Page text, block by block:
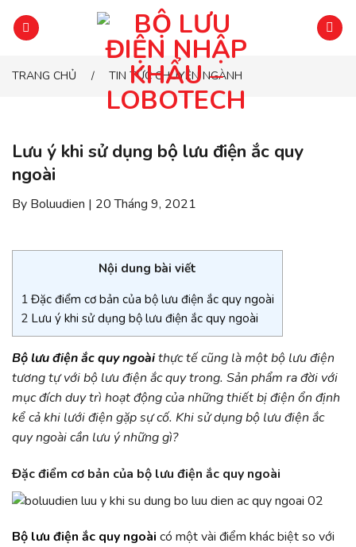
đến
nộiTRANG CHỦ / TIN TỨC CHUYÊN NGÀNH
Lưu ý khi sử dụng bộ lưu điện ắc quy
ngoài
By Boluudien | 20 Tháng 9, 2021
Nội dung bài viết
1 Đặc điểm cơ bản của bộ lưu điện ắc quy ngoài
2 Lưu ý khi sử dụng bộ lưu điện ắc quy ngoài
Bộ lưu điện ắc quy ngoàithực tế cũng là một bộ lưu điện
tương tự với bộ lưu điện ắc quy trong. Sản phẩm ra đời với
mục đích duy trì hoạt động của những thiết bị điện ổn định
kể cả khi lưới điện gặp sự cố. Khi sử dụng bộ lưu điện ắc
quy ngoài cần lưu ý những gì?
Đặc điểm cơ bản của bộ lưu điện ắc quy ngoài
Bộ lưu điện ắc quy ngoài có một vài điểm khác biệt so với